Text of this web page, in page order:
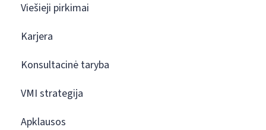
Viešieji pirkimai
Karjera
Konsultacinė taryba
VMI strategija
Apklausos